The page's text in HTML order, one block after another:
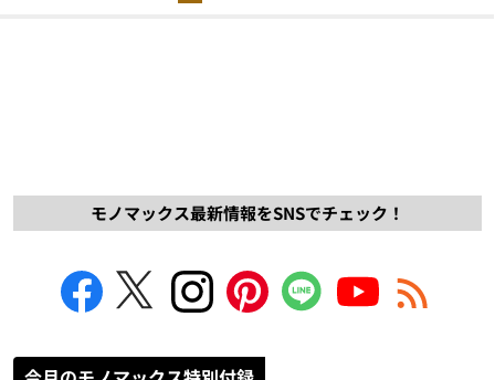
モノマックス最新情報をSNSでチェック！